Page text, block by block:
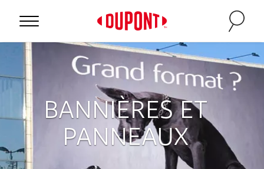
BANNIÈRES ET
PANNEAUX